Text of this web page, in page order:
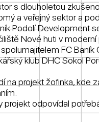
s dlouholetou
a veřejný sektor a
Podolí Development
Nové huti v moderní
FC Baník
klub DHC Sokol
na projekt žofinka, kde
projekt odpovídal